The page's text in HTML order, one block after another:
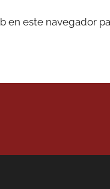
este navegador